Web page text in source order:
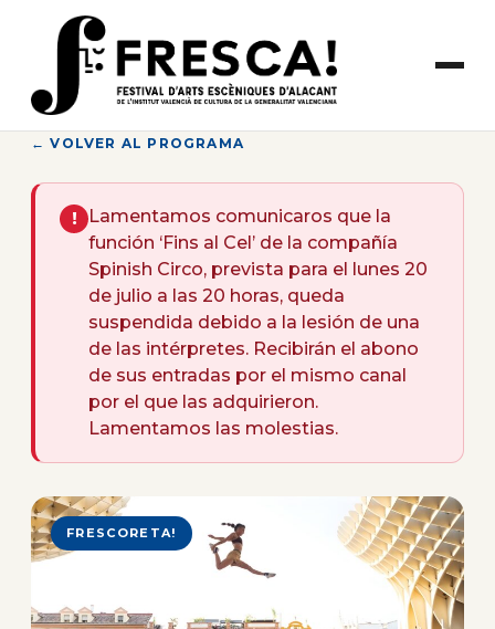
contenido
← VOLVER AL PROGRAMA
!
Lamentamos comunicaros que la
función ‘Fins al Cel’ de la compañía
Spinish Circo, prevista para el lunes 20
de julio a las 20 horas, queda
suspendida debido a la lesión de una
de las intérpretes. Recibirán el abono
de sus entradas por el mismo canal
por el que las adquirieron.
Lamentamos las molestias.
FRESCORETA!